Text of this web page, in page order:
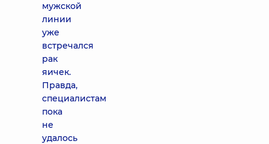
мужской
линии
уже
встречался
рак
яичек.
Правда,
специалистам
пока
не
удалось